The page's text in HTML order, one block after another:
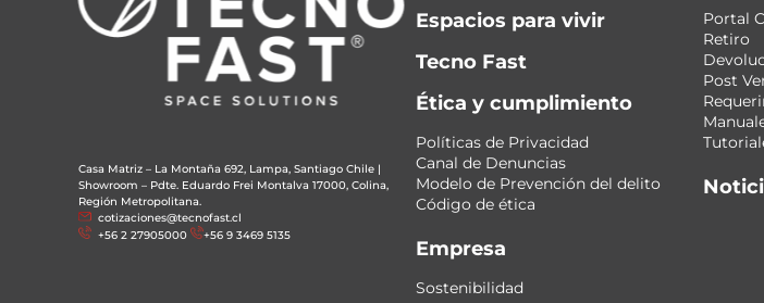
Casa Matriz – La Montaña 692, Lampa, Santiago Chile |
Showroom – Pdte. Eduardo Frei Montalva 17000, Colina,
Región Metropolitana.
cotizaciones@tecnofast.cl
+56 2 27905000
+56 9 3469 5135
Espacios para vivir
Tecno Fast
Ética y cumplimiento
Políticas de Privacidad
Canal de Denuncias
Modelo de Prevención del delito
Código de ética
Empresa
Sostenibilidad
Portal
Retiro
Post